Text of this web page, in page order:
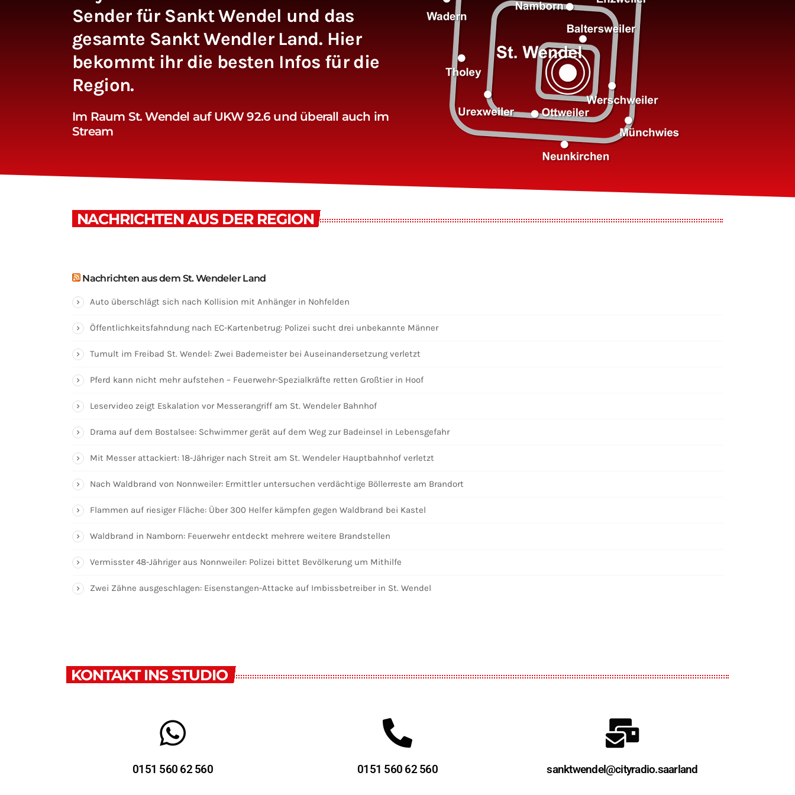
Sender für Sankt Wendel und das
gesamte Sankt Wendler Land. Hier
bekommt ihr die besten Infos für die
Region.
Im Raum St. Wendel auf UKW 92.6 und überall auch im
Stream
NACHRICHTEN AUS DER REGION
Nachrichten aus dem St. Wendeler Land
Auto überschlägt sich nach Kollision mit Anhänger in Nohfelden
Öffentlichkeitsfahndung nach EC-Kartenbetrug: Polizei sucht drei unbekannte Männer
Tumult im Freibad St. Wendel: Zwei Bademeister bei Auseinandersetzung verletzt
Pferd kann nicht mehr aufstehen – Feuerwehr-Spezialkräfte retten Großtier in Hoof
Leservideo zeigt Eskalation vor Messerangriff am St. Wendeler Bahnhof
Drama auf dem Bostalsee: Schwimmer gerät auf dem Weg zur Badeinsel in Lebensgefahr
Mit Messer attackiert: 18-Jähriger nach Streit am St. Wendeler Hauptbahnhof verletzt
Nach Waldbrand von Nonnweiler: Ermittler untersuchen verdächtige Böllerreste am Brandort
Flammen auf riesiger Fläche: Über 300 Helfer kämpfen gegen Waldbrand bei Kastel
Waldbrand in Namborn: Feuerwehr entdeckt mehrere weitere Brandstellen
Vermisster 48-Jähriger aus Nonnweiler: Polizei bittet Bevölkerung um Mithilfe
Zwei Zähne ausgeschlagen: Eisenstangen-Attacke auf Imbissbetreiber in St. Wendel
KONTAKT INS STUDIO
0151 560 62 560 0151 560 62 560 sanktwendel@cityradio.saarland